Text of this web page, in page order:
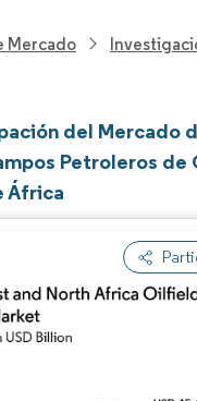
Mercado
del Mercado
Petroleros de
África